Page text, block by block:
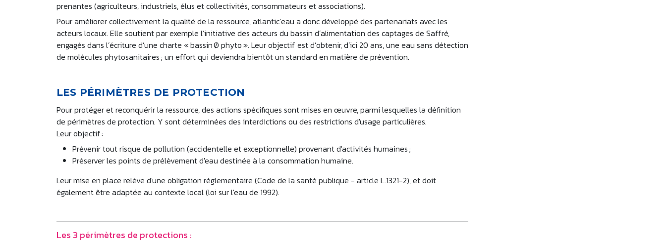
prenantes (agriculteurs, industriels, élus et collectivités, consommateurs et associations).
Pour améliorer collectivement la qualité de la ressource, atlantic’eau a donc développé des partenariats avec les
acteurs locaux. Elle soutient par exemple l’initiative des acteurs du bassin d’alimentation des captages de Saffré,
engagés dans l’écriture d’une charte « bassin Ø phyto ». Leur objectif est d’obtenir, d’ici 20 ans, une eau sans détection
de molécules phytosanitaires ; un effort qui deviendra bientôt un standard en matière de prévention.
LES PÉRIMÈTRES DE PROTECTION
Pour protéger et reconquérir la ressource, des actions spécifiques sont mises en œuvre, parmi lesquelles la définition
de périmètres de protection. Y sont déterminées des interdictions ou des restrictions d'usage particulières.
Leur objectif :
Prévenir tout risque de pollution (accidentelle et exceptionnelle) provenant d'activités humaines ;
Préserver les points de prélèvement d'eau destinée à la consommation humaine.
Leur mise en place relève d'une obligation réglementaire (Code de la santé publique - article L.1321-2), et doit
également être adaptée au contexte local (loi sur l'eau de 1992).
Les 3 périmètres de protections :